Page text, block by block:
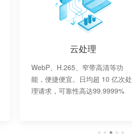
云处理
WebP、H.265、窄带高清等功
能，便捷便宜。日均超 10 亿次处
理请求，可靠性高达99.9999%